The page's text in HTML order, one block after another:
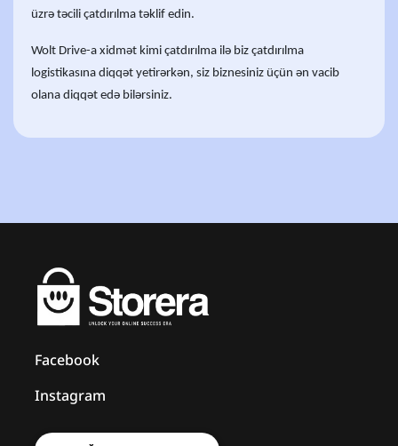
üzrə təcili çatdırılma təklif edin.
Wolt Drive-a xidmət kimi çatdırılma ilə biz çatdırılma
logistikasına diqqət yetirərkən, siz biznesiniz üçün ən vacib
olana diqqət edə bilərsiniz.
Facebook
Instagram